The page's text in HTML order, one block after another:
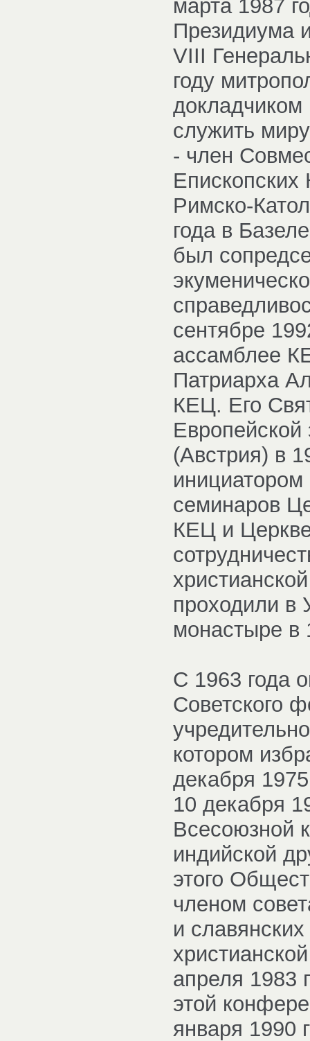
марта 1987
Президиума
VIII
году
служить
- член
Римско-
года в
был
сентябре
ассамблее
Патриарха
КЕЦ. Его
(Австрия) в
семинаров
КЕЦ и
проходили в
монастыре в
С 1963 года
Советского
котором
декабря
10 декабря
Всесоюзной
индийской
этого
членом
и
апреля 1983
этой
января 1990